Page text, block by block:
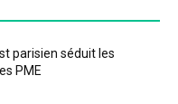
parisien séduit les
PME